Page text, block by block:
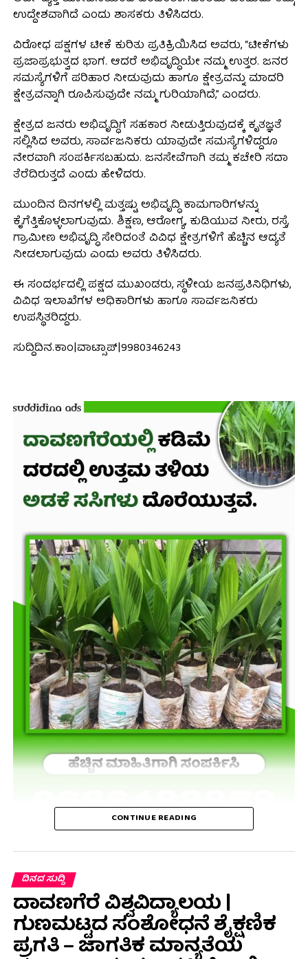
ಉದ್ದೇಶವಾಗಿದೆ ಎಂದು ಶಾಸಕರು ತಿಳಿಸಿದರು.
ವಿರೋಧ ಪಕ್ಷಗಳ ಟೀಕೆ ಕುರಿತು ಪ್ರತಿಕ್ರಿಯಿಸಿದ ಅವರು, “ಟೀಕೆಗಳು
ಪ್ರಜಾಪ್ರಭುತ್ವದ ಭಾಗ. ಆದರೆ ಅಭಿವೃದ್ಧಿಯೇ ನಮ್ಮ ಉತ್ತರ. ಜನರ
ಸಮಸ್ಯೆಗಳಿಗೆ ಪರಿಹಾರ ನೀಡುವುದು ಹಾಗೂ ಕ್ಷೇತ್ರವನ್ನು ಮಾದರಿ
ಕ್ಷೇತ್ರವನ್ನಾಗಿ ರೂಪಿಸುವುದೇ ನಮ್ಮ ಗುರಿಯಾಗಿದೆ,” ಎಂದರು.
ಕ್ಷೇತ್ರದ ಜನರು ಅಭಿವೃದ್ಧಿಗೆ ಸಹಕಾರ ನೀಡುತ್ತಿರುವುದಕ್ಕೆ ಕೃತಜ್ಞತೆ
ಸಲ್ಲಿಸಿದ ಅವರು, ಸಾರ್ವಜನಿಕರು ಯಾವುದೇ ಸಮಸ್ಯೆಗಳಿದ್ದರೂ
ನೇರವಾಗಿ ಸಂಪರ್ಕಿಸಬಹುದು. ಜನಸೇವೆಗಾಗಿ ತಮ್ಮ ಕಚೇರಿ ಸದಾ
ತೆರೆದಿರುತ್ತದೆ ಎಂದು ಹೇಳಿದರು.
ಮುಂದಿನ ದಿನಗಳಲ್ಲಿ ಮತ್ತಷ್ಟು ಅಭಿವೃದ್ಧಿ ಕಾಮಗಾರಿಗಳನ್ನು
ಕೈಗೆತ್ತಿಕೊಳ್ಳಲಾಗುವುದು. ಶಿಕ್ಷಣ, ಆರೋಗ್ಯ, ಕುಡಿಯುವ ನೀರು, ರಸ್ತೆ,
ಗ್ರಾಮೀಣ ಅಭಿವೃದ್ಧಿ ಸೇರಿದಂತೆ ವಿವಿಧ ಕ್ಷೇತ್ರಗಳಿಗೆ ಹೆಚ್ಚಿನ ಆದ್ಯತೆ
ನೀಡಲಾಗುವುದು ಎಂದು ಅವರು ತಿಳಿಸಿದರು.
ಈ ಸಂದರ್ಭದಲ್ಲಿ ಪಕ್ಷದ ಮುಖಂಡರು, ಸ್ಥಳೀಯ ಜನಪ್ರತಿನಿಧಿಗಳು,
ವಿವಿಧ ಇಲಾಖೆಗಳ ಅಧಿಕಾರಿಗಳು ಹಾಗೂ ಸಾರ್ವಜನಿಕರು
ಉಪಸ್ಥಿತರಿದ್ದರು.
ಸುದ್ದಿದಿನ.ಕಾಂ|ವಾಟ್ಸಾಪ್|9980346243
CONTINUE READING
ದಿನದ ಸುದ್ದಿ
ದಾವಣಗೆರೆ ವಿಶ್ವವಿದ್ಯಾಲಯ |
ಗುಣಮಟ್ಟದ ಸಂಶೋಧನೆ ಶೈಕ್ಷಣಿಕ
ಪ್ರಗತಿ – ಜಾಗತಿಕ ಮಾನ್ಯತೆಯ